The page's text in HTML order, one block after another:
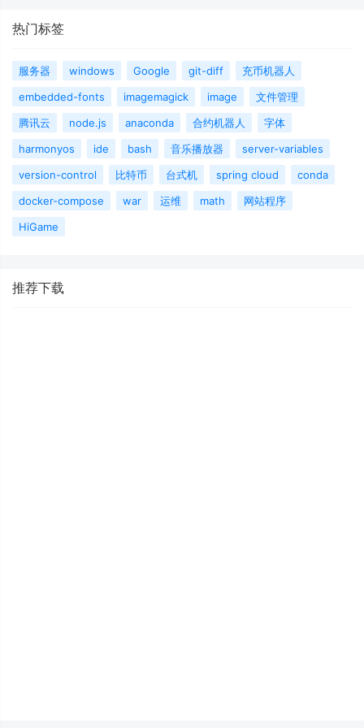
热门标签
服务器 windows Google git-diff
充币机器人
embedded-fonts
imagemagick image
文件管理
腾讯云
node.js anaconda 合约机器人
字体
harmonyos
ide bash 音乐播放器
server-variables
version-control
比特币 台式机 spring cloud
conda
docker-compose
war 运维 math
网站程序
HiGame
推荐下载